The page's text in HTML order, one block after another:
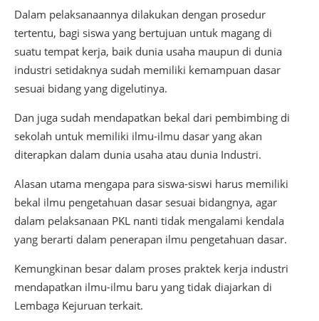
Dalam pelaksanaannya dilakukan dengan prosedur
tertentu, bagi siswa yang bertujuan untuk magang di
suatu tempat kerja, baik dunia usaha maupun di dunia
industri setidaknya sudah memiliki kemampuan dasar
sesuai bidang yang digelutinya.
Dan juga sudah mendapatkan bekal dari pembimbing di
sekolah untuk memiliki ilmu-ilmu dasar yang akan
diterapkan dalam dunia usaha atau dunia Industri.
Alasan utama mengapa para siswa-siswi harus memiliki
bekal ilmu pengetahuan dasar sesuai bidangnya, agar
dalam pelaksanaan PKL nanti tidak mengalami kendala
yang berarti dalam penerapan ilmu pengetahuan dasar.
Kemungkinan besar dalam proses praktek kerja industri
mendapatkan ilmu-ilmu baru yang tidak diajarkan di
Lembaga Kejuruan terkait.